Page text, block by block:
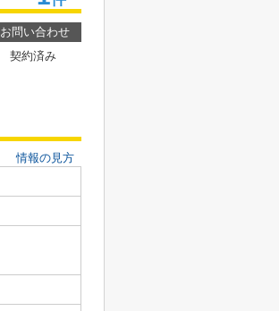
お問い合わせ
契約済み
情報の見方